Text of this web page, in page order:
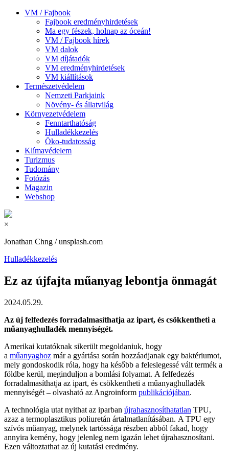
VM / Fajbook
Fajbook eredményhirdetések
Ma egy fészek, holnap az óceán!
VM / Fajbook hírek
VM dalok
VM díjátadók
VM eredményhirdetések
VM kiállítások
Természetvédelem
Nemzeti Parkjaink
Növény- és állatvilág
Környezetvédelem
Fenntarthatóság
Hulladékkezelés
Öko-tudatosság
Klímavédelem
Turizmus
Tudomány
Fotózás
Magazin
Webshop
×
Jonathan Chng / unsplash.com
Hulladékkezelés
Ez az újfajta műanyag lebontja önmagát
2024.05.29.
Az új felfedezés forradalmasíthatja az ipart, és csökkentheti a
műanyaghulladék mennyiségét.
Amerikai kutatóknak sikerült megoldaniuk, hogy
a műanyaghoz már a gyártása során hozzáadjanak egy baktériumot,
mely gondoskodik róla, hogy ha később a feleslegessé vált termék a
földbe kerül, meginduljon a bomlási folyamat. A felfedezés
forradalmasíthatja az ipart, és csökkentheti a műanyaghulladék
mennyiségét – olvasható az Angroinform publikációjában.
A technológia utat nyithat az iparban újrahasznosíthatatlan TPU,
azaz a termoplasztikus poliuretán ártalmatlanításában. A TPU egy
szívós műanyag, melynek tartóssága részben abból fakad, hogy
annyira kemény, hogy jelenleg nem igazán lehet újrahasznosítani.
Ezen változtathat az új kutatási eredmény.